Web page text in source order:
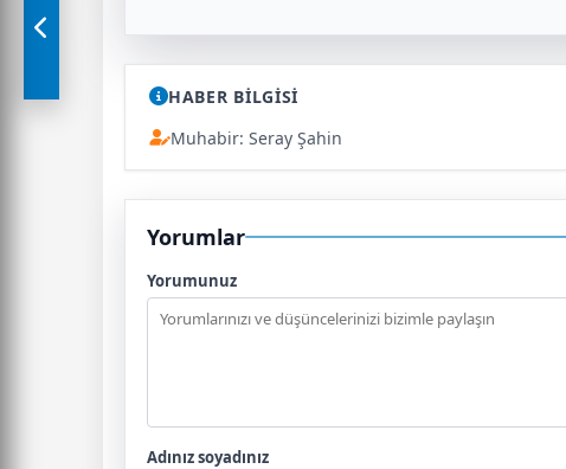
HABER BİLGİSİ
Muhabir: Seray Şahin
Yorumlar
Yorumunuz
Adınız soyadınız